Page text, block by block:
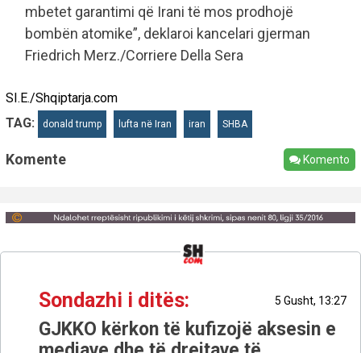
mbetet garantimi që Irani të mos prodhojë
bombën atomike”, deklaroi kancelari gjerman
Friedrich Merz./Corriere Della Sera
SI.E./Shqiptarja.com
TAG:
donald trump lufta në Iran iran SHBA
Komente Komento
Sondazhi i ditës: 5 Gusht, 13:27
GJKKO kërkon të kufizojë aksesin e